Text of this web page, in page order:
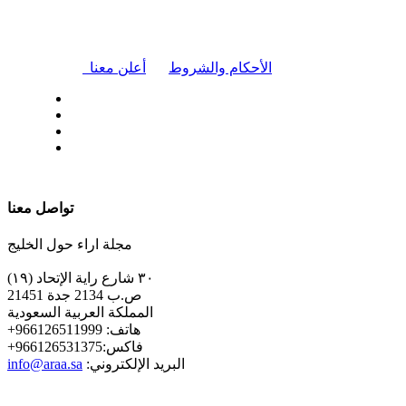
أعلن معنا الأحكام والشروط
تواصل معنا
مجلة اراء حول الخليج
٣٠ شارع راية الإتحاد (١٩)
ص.ب 2134 جدة 21451
المملكة العربية السعودية
+هاتف: 966126511999
+فاكس:966126531375
info@araa.sa :البريد الإلكتروني